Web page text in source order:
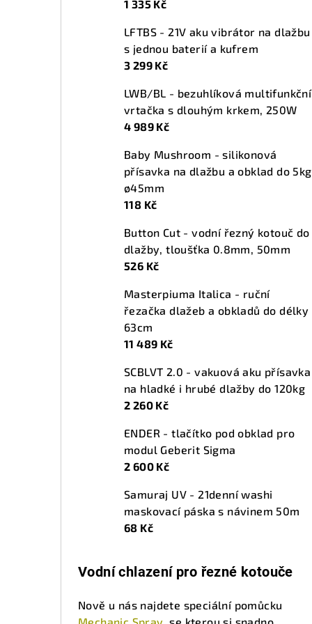
1 335 Kč
LFTBS - 21V aku vibrátor na dlažbu
s jednou baterií a kufrem
3 299 Kč
LWB/BL - bezuhlíková multifunkční
vrtačka s dlouhým krkem, 250W
4 989 Kč
Baby Mushroom - silikonová
přísavka na dlažbu a obklad do
ø45mm
118 Kč
Button Cut - vodní řezný kotouč do
dlažby, tloušťka 0.8mm, 50mm
526 Kč
Masterpiuma Italica - ruční
řezačka dlažeb a obkladů do délky
63cm
11 489 Kč
SCBLVT 2.0 - vakuová aku přísavka
na hladké i hrubé dlažby do 120kg
2 260 Kč
ENDER - tlačítko pod obklad pro
modul Geberit Sigma
2 600 Kč
Samuraj UV - 21denní washi
maskovací páska s návinem 50m
68 Kč
Vodní chlazení pro řezné kotouče
Nově u nás najdete speciální pomůcku